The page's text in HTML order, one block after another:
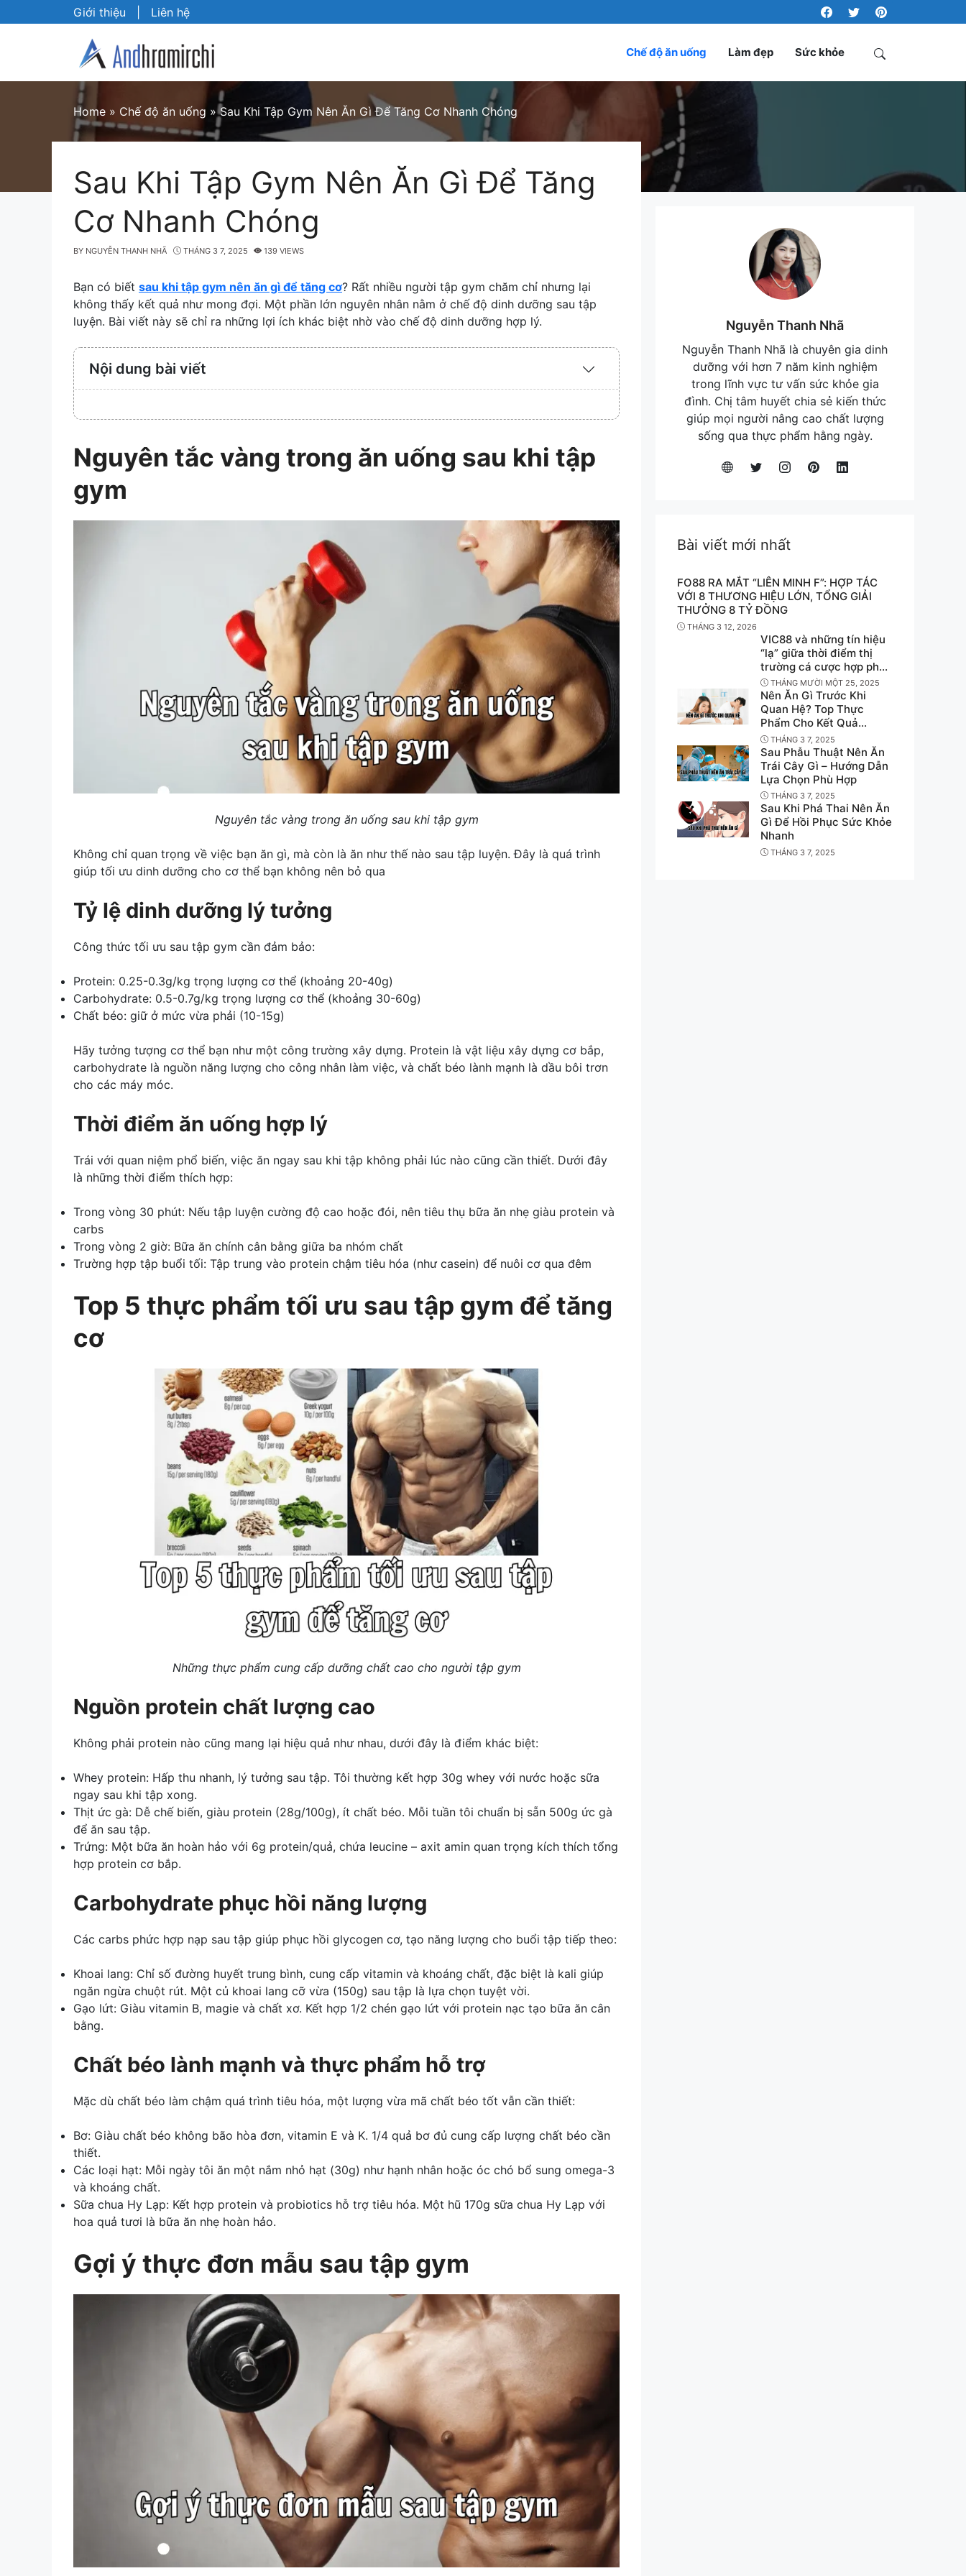
to
Giới thiệu Liên hệ
Chế độ ăn uống Làm đẹp Sức khỏe Search
Home » Chế độ ăn uống »Sau Khi Tập Gym Nên Ăn Gì Để Tăng Cơ Nhanh Chóng
Sau Khi Tập Gym Nên Ăn Gì Để Tăng
Cơ Nhanh Chóng
BY NGUYỄN THANH NHÃ THÁNG 3 7, 2025 139 VIEWS
Bạn có biết sau khi tập gym nên ăn gì để tăng cơ? Rất nhiều người tập gym chăm chỉ nhưng lại
không thấy kết quả như mong đợi. Một phần lớn nguyên nhân nằm ở chế độ dinh dưỡng sau tập
luyện. Bài viết này sẽ chỉ ra những lợi ích khác biệt nhờ vào chế độ dinh dưỡng hợp lý.
Nội dung bài viết
Expand
Collapse
Nguyên tắc vàng trong ăn uống sau khi tập
gym
Nguyên tắc vàng trong ăn uống sau khi tập gym
Không chỉ quan trọng về việc bạn ăn gì, mà còn là ăn như thế nào sau tập luyện. Đây là quá trình
giúp tối ưu dinh dưỡng cho cơ thể bạn không nên bỏ qua
Tỷ lệ dinh dưỡng lý tưởng
Công thức tối ưu sau tập gym cần đảm bảo:
Protein: 0.25-0.3g/kg trọng lượng cơ thể (khoảng 20-40g)
Carbohydrate: 0.5-0.7g/kg trọng lượng cơ thể (khoảng 30-60g)
Chất béo: giữ ở mức vừa phải (10-15g)
Hãy tưởng tượng cơ thể bạn như một công trường xây dựng. Protein là vật liệu xây dựng cơ bắp,
carbohydrate là nguồn năng lượng cho công nhân làm việc, và chất béo lành mạnh là dầu bôi trơn
cho các máy móc.
Thời điểm ăn uống hợp lý
Trái với quan niệm phổ biến, việc ăn ngay sau khi tập không phải lúc nào cũng cần thiết. Dưới đây
là những thời điểm thích hợp:
Trong vòng 30 phút: Nếu tập luyện cường độ cao hoặc đói, nên tiêu thụ bữa ăn nhẹ giàu protein và
carbs
Trong vòng 2 giờ: Bữa ăn chính cân bằng giữa ba nhóm chất
Trường hợp tập buổi tối: Tập trung vào protein chậm tiêu hóa (như casein) để nuôi cơ qua đêm
Top 5 thực phẩm tối ưu sau tập gym để tăng
cơ
Những thực phẩm cung cấp dưỡng chất cao cho người tập gym
Nguồn protein chất lượng cao
Không phải protein nào cũng mang lại hiệu quả như nhau, dưới đây là điểm khác biệt:
Whey protein: Hấp thu nhanh, lý tưởng sau tập. Tôi thường kết hợp 30g whey với nước hoặc sữa
ngay sau khi tập xong.
Thịt ức gà: Dễ chế biến, giàu protein (28g/100g), ít chất béo. Mỗi tuần tôi chuẩn bị sẵn 500g ức gà
để ăn sau tập.
Trứng: Một bữa ăn hoàn hảo với 6g protein/quả, chứa leucine – axit amin quan trọng kích thích tổng
hợp protein cơ bắp.
Carbohydrate phục hồi năng lượng
Các carbs phức hợp nạp sau tập giúp phục hồi glycogen cơ, tạo năng lượng cho buổi tập tiếp theo:
Khoai lang: Chỉ số đường huyết trung bình, cung cấp vitamin và khoáng chất, đặc biệt là kali giúp
ngăn ngừa chuột rút. Một củ khoai lang cỡ vừa (150g) sau tập là lựa chọn tuyệt vời.
Gạo lứt: Giàu vitamin B, magie và chất xơ. Kết hợp 1/2 chén gạo lứt với protein nạc tạo bữa ăn cân
bằng.
Chất béo lành mạnh và thực phẩm hỗ trợ
Mặc dù chất béo làm chậm quá trình tiêu hóa, một lượng vừa mã chất béo tốt vẫn cần thiết:
Bơ: Giàu chất béo không bão hòa đơn, vitamin E và K. 1/4 quả bơ đủ cung cấp lượng chất béo cần
thiết.
Các loại hạt: Mỗi ngày tôi ăn một nắm nhỏ hạt (30g) như hạnh nhân hoặc óc chó bổ sung omega-3
và khoáng chất.
Sữa chua Hy Lạp: Kết hợp protein và probiotics hỗ trợ tiêu hóa. Một hũ 170g sữa chua Hy Lạp với
hoa quả tươi là bữa ăn nhẹ hoàn hảo.
Gợi ý thực đơn mẫu sau tập gym
Nguyễn Thanh Nhã
Nguyễn Thanh Nhã là chuyên gia dinh
dưỡng với hơn 7 năm kinh nghiệm
trong lĩnh vực tư vấn sức khỏe gia
đình. Chị tâm huyết chia sẻ kiến thức
giúp mọi người nâng cao chất lượng
sống qua thực phẩm hằng ngày.
Bài viết mới nhất
FO88 RA MẮT “LIÊN MINH F”: HỢP TÁC
VỚI 8 THƯƠNG HIỆU LỚN, TỔNG GIẢI
THƯỞNG 8 TỶ ĐỒNG
THÁNG 3 12, 2026
VIC88 và những tín hiệu
“lạ” giữa thời điểm thị
trường cá cược hợp pháp
bước vào giai đoạn nhạy
cảm
THÁNG MƯỜI MỘT 25, 2025
Nên Ăn Gì Trước Khi
Quan Hệ? Top Thực
Phẩm Cho Kết Quả
Không Ngờ
THÁNG 3 7, 2025
Sau Phẫu Thuật Nên Ăn
Trái Cây Gì – Hướng Dẫn
Lựa Chọn Phù Hợp
THÁNG 3 7, 2025
Sau Khi Phá Thai Nên Ăn
Gì Để Hồi Phục Sức Khỏe
Nhanh
THÁNG 3 7, 2025